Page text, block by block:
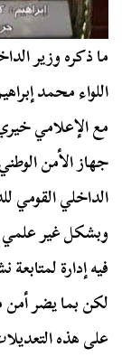
ما ذكره وزير
اللواء محمد
جهاز الأمن
الداخلي القومي
وبشكل غير علمي،
فيه إدارة
لكن بما يضر
على هذه